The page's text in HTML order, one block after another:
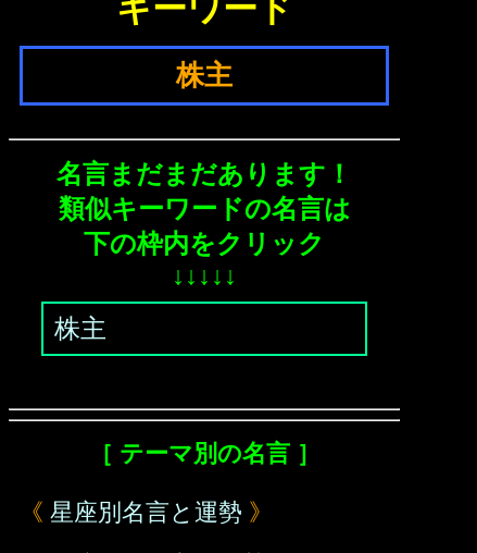
キーワード
株主
名言まだまだあります！
類似キーワードの名言は
下の枠内をクリック
↓↓↓↓↓
株主
［ テーマ別の名言 ］
《 星座別名言と運勢 》